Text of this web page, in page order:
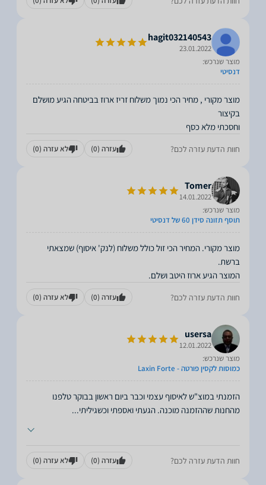
hagit032140543
23.01.2022
מוצר שנרכש:
דנסיטי
מוצר מקורי , מחיר הכי נמוך משלוח זריז ארוז בביטחה הגיע מושלם
וחסכתי מלא כסף
חוות הדעת עזרה לכם? עזרה (0) לא עזרה (0)
Tomer
14.01.2022
מוצר שנרכש:
תוסף תזונה סידן 60 של דנסיטי
מוצר מקורי. המחיר הכי זול כולל משלוח (לנק' איסוף) שמצאתי
המוצר הגיע ארוז היטב ושלם.
חוות הדעת עזרה לכם? עזרה (0) לא עזרה (0)
usersa
12.01.2022
מוצר שנרכש:
כמוסות לקסין פורטה - Laxin Forte
הזמנתי במוצ"ש לאיסוף עצמי וכבר ביום ראשון בבוקר טלפנו
מהחנות שההזמנה מוכנה. הגעתי ואספתי וכשגיליתי...
חוות הדעת עזרה לכם? עזרה (0) לא עזרה (0)